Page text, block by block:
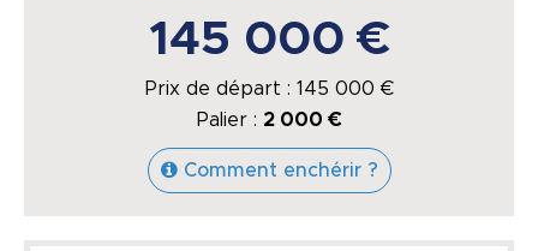
145 000 €
Prix de départ : 145 000 €
Palier : 2 000 €
Comment enchérir ?